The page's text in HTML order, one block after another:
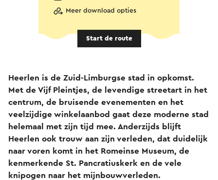
Meer download opties
Start de route
Heerlen is de Zuid-Limburgse stad in opkomst.
Met de Vijf Pleintjes, de levendige streetart in het
centrum, de bruisende evenementen en het
veelzijdige winkelaanbod gaat deze moderne stad
helemaal met zijn tijd mee. Anderzijds blijft
Heerlen ook trouw aan zijn verleden, dat duidelijk
naar voren komt in het Romeinse Museum, de
kenmerkende St. Pancratiuskerk en de vele
knipogen naar het mijnbouwverleden.